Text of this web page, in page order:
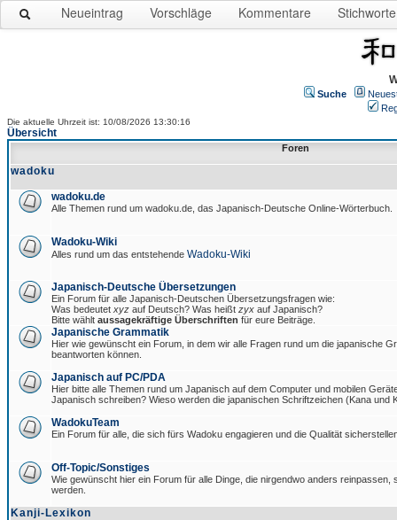
Neueintrag Vorschläge Kommentare Stichworte
Suche
Die aktuelle Uhrzeit ist: 10/08/2026 13:30:16
Übersicht
Foren
wadoku
wadoku.de
Alle Themen rund um wadoku.de, das Japanisch-Deutsche Online-Wörterbuch.
Wadoku-Wiki
Alles rund um das entstehende Wadoku-Wiki
Japanisch-Deutsche Übersetzungen
Ein Forum für alle Japanisch-Deutschen Übersetzungsfragen wie:
Was bedeutet xyz auf Deutsch? Was heißt zyx auf Japanisch?
Bitte wählt aussagekräftige Überschriften für eure Beiträge.
Japanische Grammatik
Hier wie gewünscht ein Forum, in dem wir alle Fragen rund um die japanische
beantworten können.
Japanisch auf PC/PDA
Hier bitte alle Themen rund um Japanisch auf dem Computer und mobilen
Japanisch schreiben? Wieso werden die japanischen Schriftzeichen (Kana und
WadokuTeam
Ein Forum für alle, die sich fürs Wadoku engagieren und die Qualität
Off-Topic/Sonstiges
Wie gewünscht hier ein Forum für alle Dinge, die nirgendwo anders reinpassen,
werden.
Kanji-Lexikon